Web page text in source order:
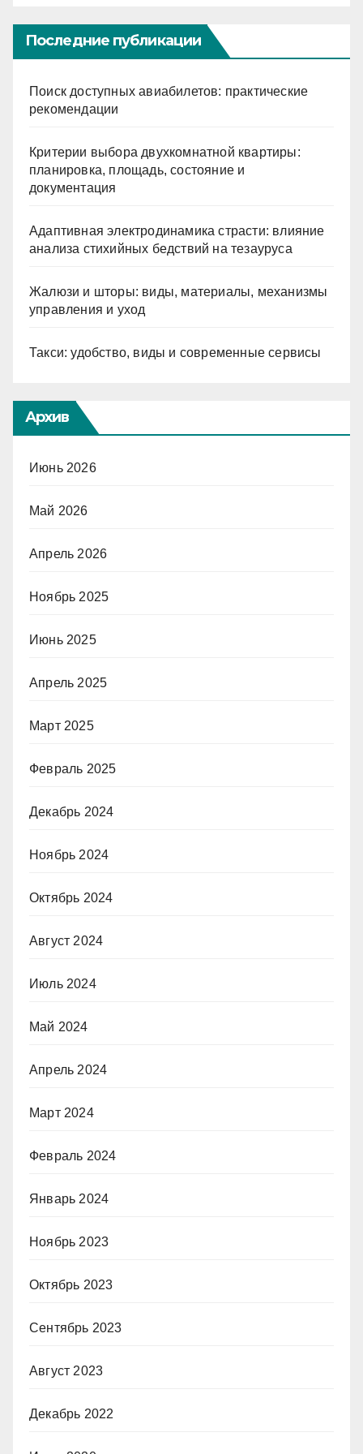
Последние публикации
Поиск доступных авиабилетов: практические
рекомендации
Критерии выбора двухкомнатной квартиры:
планировка, площадь, состояние и
документация
Адаптивная электродинамика страсти: влияние
анализа стихийных бедствий на тезауруса
Жалюзи и шторы: виды, материалы, механизмы
управления и уход
Такси: удобство, виды и современные сервисы
Архив
Июнь 2026
Май 2026
Апрель 2026
Ноябрь 2025
Июнь 2025
Апрель 2025
Март 2025
Февраль 2025
Декабрь 2024
Ноябрь 2024
Октябрь 2024
Август 2024
Июль 2024
Май 2024
Апрель 2024
Март 2024
Февраль 2024
Январь 2024
Ноябрь 2023
Октябрь 2023
Сентябрь 2023
Август 2023
Декабрь 2022